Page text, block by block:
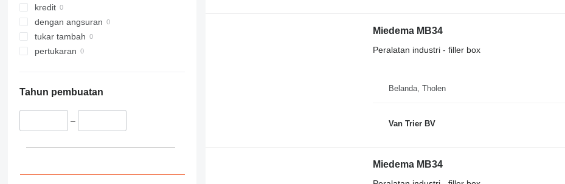
kredit
dengan angsuran
tukar tambah
pertukaran
Tahun pembuatan
–
Miedema MB34
Peralatan industri - filler box
Belanda, Tholen
Van Trier BV
Miedema MB34